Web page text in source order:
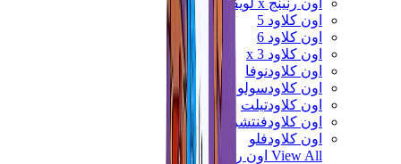
اون كلاود 5
اون كلاود 6
اون كلاود x 3
اون كلاودنوفا
اون كلاودسولو
اون كلاودتيلت
اون كلاودفنتشر
اون كلاودفلو
View All اون رنينج